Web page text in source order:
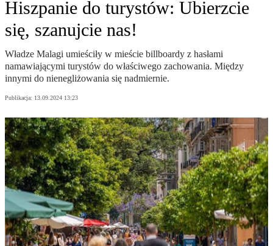
Hiszpanie do turystów: Ubierzcie
się, szanujcie nas!
Władze Malagi umieściły w mieście billboardy z hasłami
namawiającymi turystów do właściwego zachowania. Między
innymi do nienegliżowania się nadmiernie.
Publikacja: 13.09.2024 13:23